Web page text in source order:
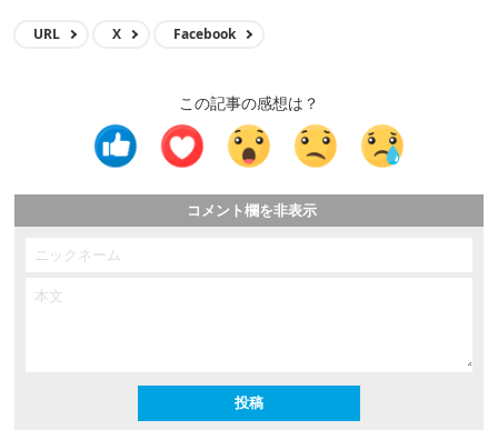
URL X Facebook
この記事の感想は？
コメント欄を非表示